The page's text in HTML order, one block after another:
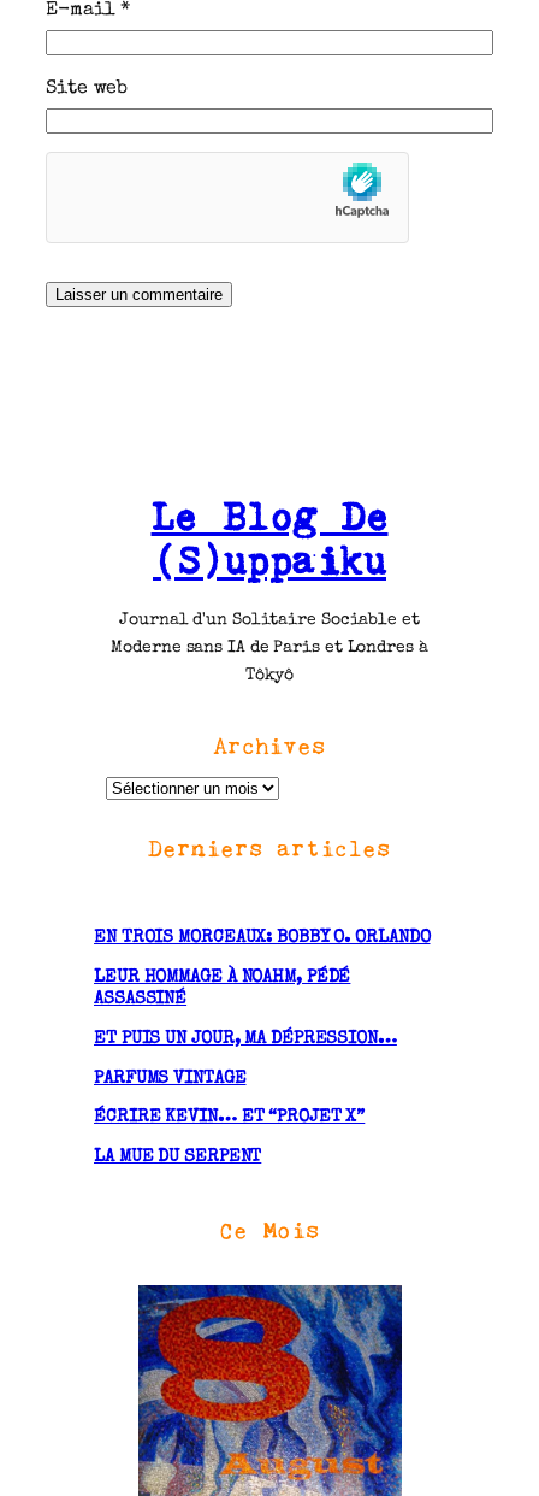
E-mail*
Site web
Le Blog De
(S)uppaiku
Journal d'un Solitaire Sociable et
Moderne sans IA de Paris et Londres à
Tôkyô
Archives
A
v
s
Derniers articles
EN TROIS MORCEAUX: BOBBY O. ORLANDO
LEUR HOMMAGE À NOAHM, PÉDÉ
ASSASSINÉ
ET PUIS UN JOUR, MA DÉPRESSION…
PARFUMS VINTAGE
ÉCRIRE KEVIN… ET “PROJET X”
LA MUE DU SERPENT
Ce Mois